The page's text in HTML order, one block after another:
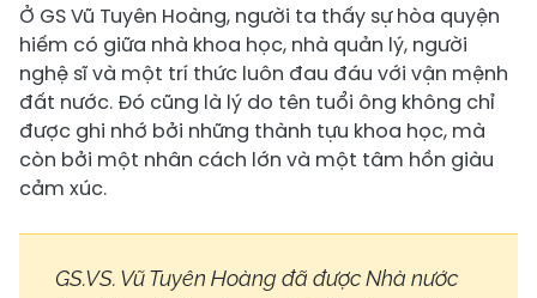
Ở GS Vũ Tuyên Hoàng, người ta thấy sự hòa quyện
hiếm có giữa nhà khoa học, nhà quản lý, người
nghệ sĩ và một trí thức luôn đau đáu với vận mệnh
đất nước. Đó cũng là lý do tên tuổi ông không chỉ
được ghi nhớ bởi những thành tựu khoa học, mà
còn bởi một nhân cách lớn và một tâm hồn giàu
cảm xúc.
GS.VS. Vũ Tuyên Hoàng đã được Nhà nước